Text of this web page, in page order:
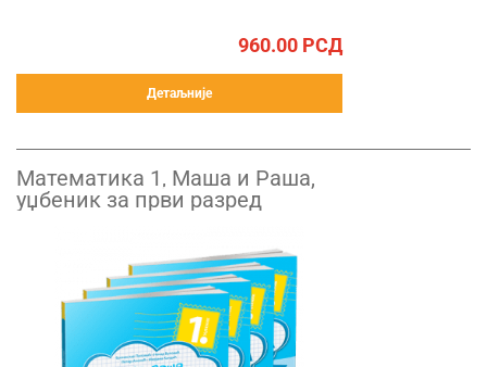
960.00 РСД
Детаљније
Математика 1, Маша и Рашa,
уџбеник за први разред